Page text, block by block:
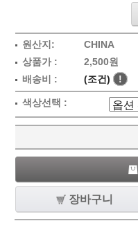
원산지:
CHINA
상품가 :
2,500원
배송비 :
(조건) !
색상선택 :
장바구니